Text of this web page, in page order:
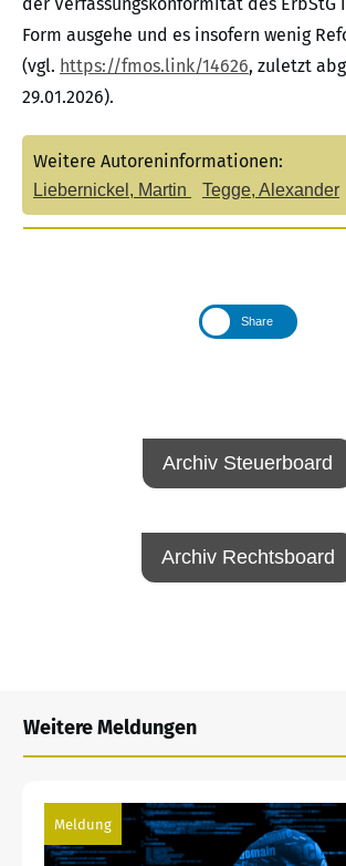
Form ausgehe und es insofern wenig
(vgl. https://fmos.link/14626, zuletzt
29.01.2026).
Weitere Autoreninformationen:
Liebernickel, Martin Tegge, Alexander
Share
Archiv Steuerboard
Archiv Rechtsboard
Weitere Meldungen
Meldung